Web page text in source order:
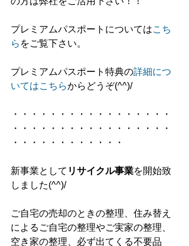
プレミアムパスポートについてはこち
ら をご覧下さい。
プレミアムパスポート特典の詳細につ
いてはこちらからどうぞ(^^)/
・・・・・・・・・・・・・・・・・
・・・・・・・・・・・・・・・・・
・・・・・・・・・・・・
新事業として リサイクル事業を開始致
しました(^^)/
ご自宅の売却のときの整理、住み替え
によるご自宅の整理やご実家の整理、
空き家の整理、必ず出てくる不要品